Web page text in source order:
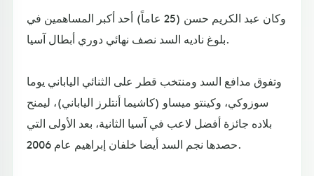
وكان عبد الكريم حسن (25 عاماً) أحد أكبر المساهمين في
بلوغ ناديه السد نصف نهائي دوري أبطال آسيا.
وتفوق مدافع السد ومنتخب قطر على الثنائي الياباني يوما
سوزوكي، وكينتو ميساو (كاشيما أنتلرز الياباني)، ليمنح
بلاده جائزة أفضل لاعب في آسيا الثانية، بعد الأولى التي
حصدها نجم السد أيضا خلفان إبراهيم عام 2006.